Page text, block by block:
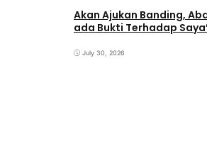
Akan Ajukan Banding,
ada Bukti Terhadap
July 30, 2026